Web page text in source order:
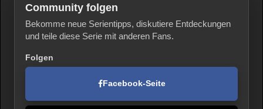
Community folgen
Bekomme neue Serientipps, diskutiere Entdeckungen
und teile diese Serie mit anderen Fans.
Folgen
Facebook-Seite